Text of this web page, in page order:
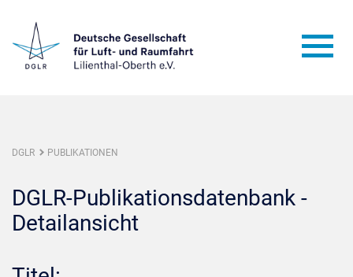
DGLR PUBLIKATIONEN
DGLR-Publikationsdatenbank -
Detailansicht